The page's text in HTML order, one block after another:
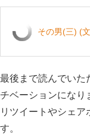
その男(三) (
最後まで読んでいた
チベーションになり
リツイートやシェア
す。